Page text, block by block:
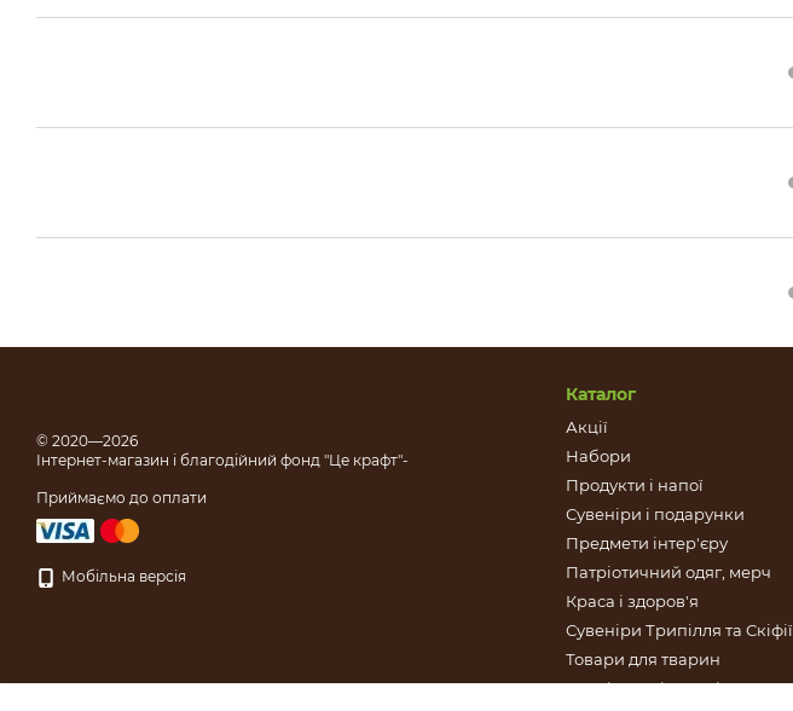
© 2020—2026
Інтернет-магазин і благодійний фонд "Це крафт"-
Приймаємо до оплати
Мобільна версія
Каталог
Акції
Набори
Продукти і напої
Сувеніри і подарунки
Предмети інтер'єру
Патріотичний одяг, мерч
Краса і здоров'я
Сувеніри Трипілля та Скіфії
Товари для тварин
Патріотичні сувеніри